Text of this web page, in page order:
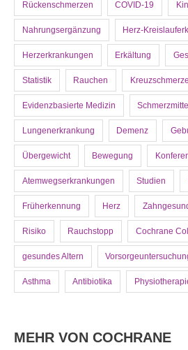
Rückenschmerzen COVID-19
Nahrungsergänzung Herz-
Herzerkrankungen Erkältung
Statistik Rauchen
Evidenzbasierte Medizin Schmerzmittel
Lungenerkrankung Demenz
Übergewicht Bewegung
Atemwegserkrankungen Studien
Früherkennung Herz
Risiko Rauchstopp Cochrane
gesundes Altern
Asthma Antibiotika
MEHR VON COCHRANE